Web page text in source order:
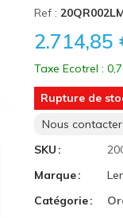
Ref :
2.714,85
Taxe Ecotrel :
Rupture de
Nous
SKU
Marque
Catégorie